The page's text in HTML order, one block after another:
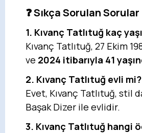
❓ Sıkça Sorulan Sorular
1. Kıvanç Tatlıtuğ kaç
Kıvanç Tatlıtuğ, 27 Ekim
ve 2024 itibarıyla 41
2. Kıvanç Tatlıtuğ evli mi?
Evet, Kıvanç Tatlıtuğ, stil
Başak Dizer ile evlidir.
3. Kıvanç Tatlıtuğ hangi